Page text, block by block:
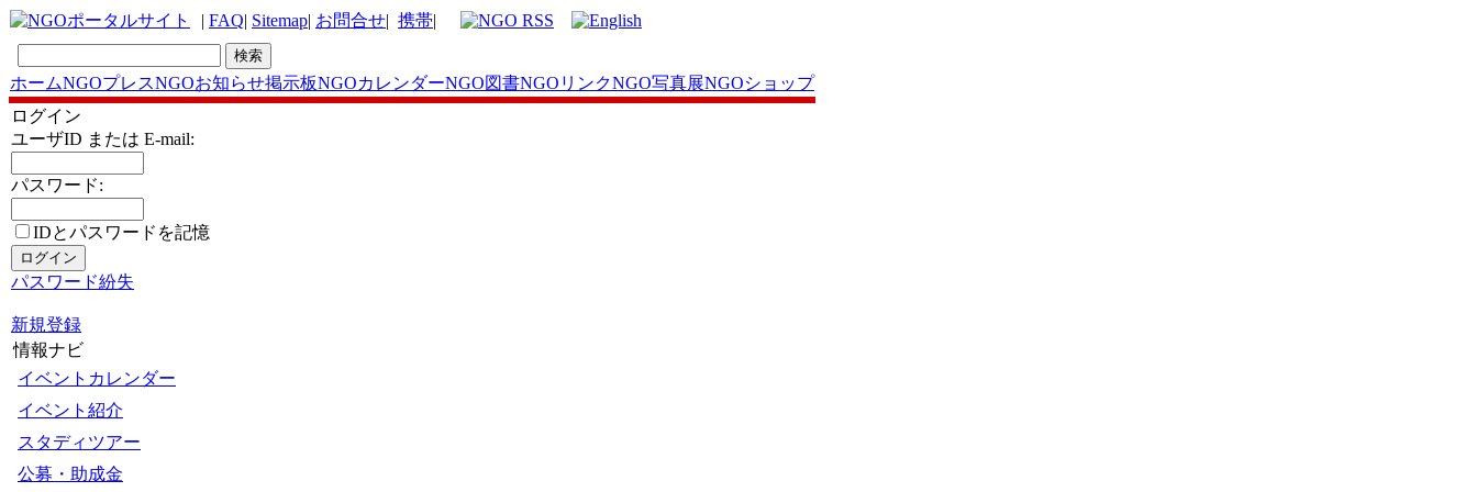
| FAQ| Sitemap| お問合せ| 携帯|
ホームNGOプレスNGOお知らせ掲示板NGOカレンダーNGO図書NGOリンクNGO写真展NGOショップ
ログイン
ユーザID または E-mail:
パスワード:
IDとパスワードを記憶
パスワード紛失
新規登録
情報ナビ
イベントカレンダー
イベント紹介
スタディツアー
公募・助成金